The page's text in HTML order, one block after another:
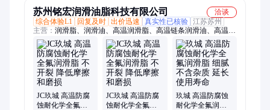
苏州铭宏润滑油脂科技有限公司
洽谈
综合体验L1
回复及时 出价迅速 真实性已核验 江苏苏州
主营： 润滑脂、润滑油、高温润滑脂、高温链条润滑油、高温导
热油、高低温润滑脂、轴承润滑脂、工业齿轮油、抗磨液压油、
机床导轨油、轴承主轴油、特种润滑油、特种润滑脂
JC玖城 高温防腐
蚀耐化学全氟润
JC玖城 高温防腐
蚀耐化学全氟润
玖城 高温防腐蚀
耐化学全氟润滑